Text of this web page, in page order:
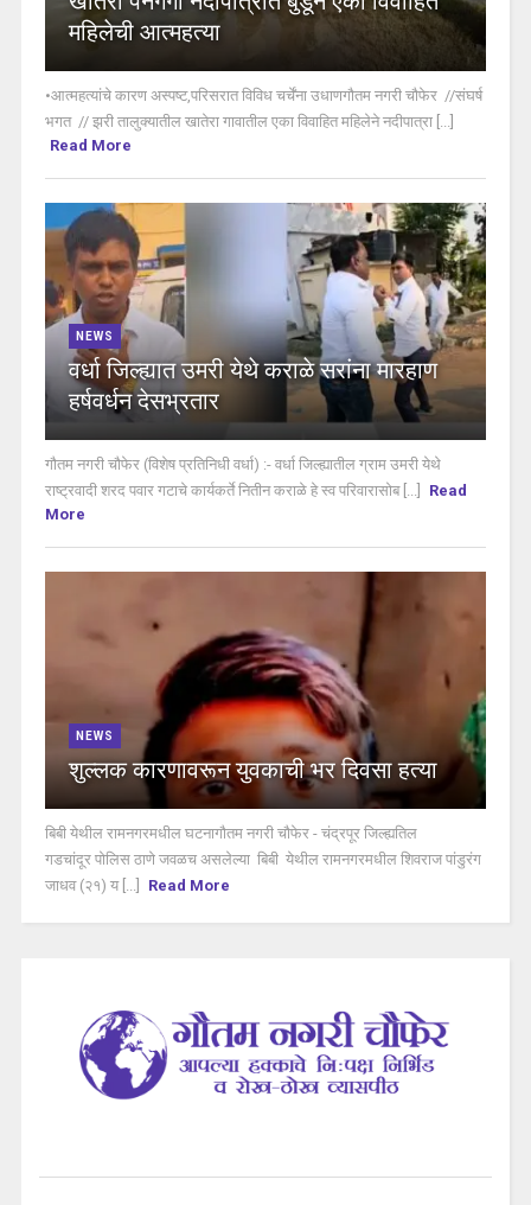
महिलेची आत्महत्या
•आत्महत्यांचे कारण अस्पष्ट,परिसरात विविध चर्चेंना उधाणगौतम नगरी चौफेर //संघर्ष
भगत // झरी तालुक्यातील खातेरा गावातील एका विवाहित महिलेने नदीपात्रा [...]
Read More
NEWS
वर्धा जिल्ह्यात उमरी येथे कराळे सरांना मारहाण
हर्षवर्धन देसभ्रतार
गौतम नगरी चौफेर (विशेष प्रतिनिधी वर्धा) :- वर्धा जिल्ह्यातील ग्राम उमरी येथे
राष्ट्रवादी शरद पवार गटाचे कार्यकर्ते नितीन कराळे हे स्व परिवारासोब [...]
Read
More
NEWS
शुल्लक कारणावरून युवकाची भर दिवसा हत्या
बिबी येथील रामनगरमधील घटनागौतम नगरी चौफेर - चंद्रपूर जिल्ह्यतिल
गडचांदूर पोलिस ठाणे जवळच असलेल्या बिबी येथील रामनगरमधील शिवराज पांडुरंग
जाधव (२१) य [...]
Read More